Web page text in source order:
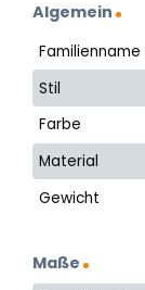
Algemein
Familienname
Stil
Farbe
Material
Gewicht
Maße